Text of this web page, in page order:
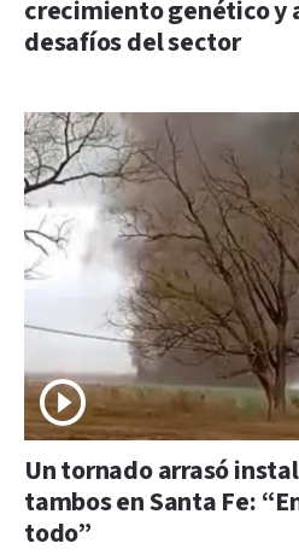
crecimiento genético y
desafíos del sector
Un tornado arrasó
tambos en Santa Fe:
todo”